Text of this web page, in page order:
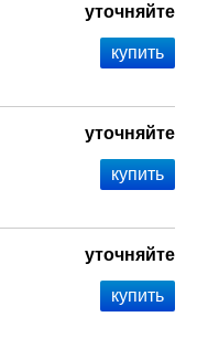
уточняйте
уточняйте
уточняйте